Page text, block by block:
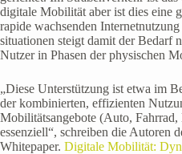
digitale Mobilität aber ist dies eine
rapide wachsenden
situationen steigt damit der Bedarf
Nutzer in Phasen der physischen
„Diese Unterstützung ist etwa im
der kombinierten, effizienten
Mobilitätsangebote (Auto,
essenziell“, schreiben die Autoren
Whitepaper. Digitale Mobilität: